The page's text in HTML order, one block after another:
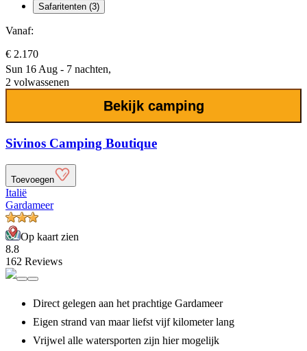
Safaritenten (3)
Vanaf:
€ 2.170
Sun 16 Aug - 7 nachten,
2 volwassenen
Bekijk camping
Sivinos Camping Boutique
Toevoegen
Italië
Gardameer
Op kaart zien
8.8
162 Reviews
Direct gelegen aan het prachtige Gardameer
Eigen strand van maar liefst vijf kilometer lang
Vrijwel alle watersporten zijn hier mogelijk